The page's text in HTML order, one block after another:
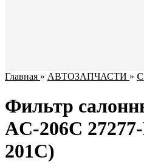
Главная » АВТОЗАПЧАСТИ »
Фильтр
AC-206C
201C)